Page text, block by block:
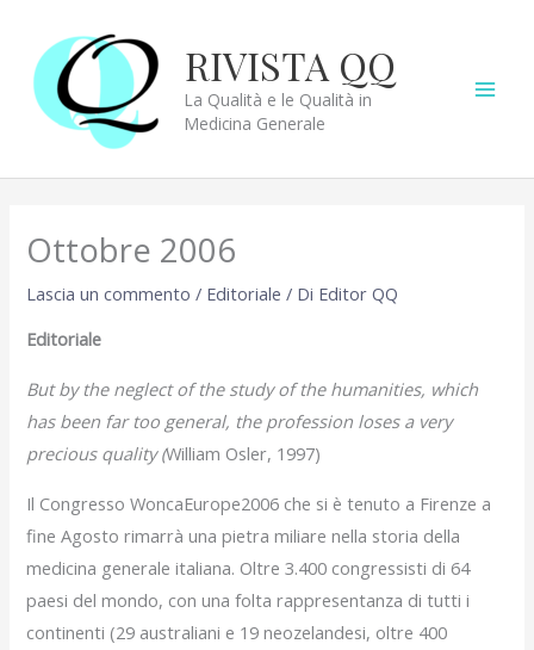
contenuto
RIVISTA QQ
La Qualità e le Qualità in
Medicina Generale
Ottobre 2006
Lascia un commento / Editoriale / Di Editor QQ
Editoriale
But by the neglect of the study of the humanities, which
has been far too general, the profession loses a very
precious quality (William Osler, 1997)
Il Congresso WoncaEurope2006 che si è tenuto a Firenze a
fine Agosto rimarrà una pietra miliare nella storia della
medicina generale italiana. Oltre 3.400 congressisti di 64
paesi del mondo, con una folta rappresentanza di tutti i
continenti (29 australiani e 19 neozelandesi, oltre 400